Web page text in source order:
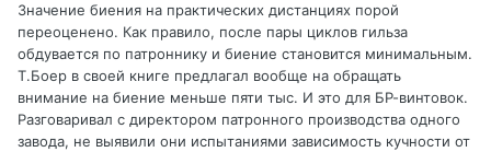
Значение биения на практических дистанциях порой
переоценено. Как правило, после пары циклов гильза
обдувается по патроннику и биение становится минимальным.
Т.Боер в своей книге предлагал вообще на обращать
внимание на биение меньше пяти тыс. И это для БР-винтовок.
Разговаривал с директором патронного производства одного
завода, не выявили они испытаниями зависимость кучности от